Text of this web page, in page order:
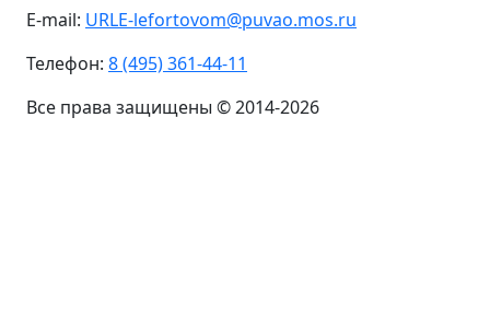
E-mail: URLE-lefortovom@puvao.mos.ru
Телефон: 8 (495) 361-44-11
Все права защищены © 2014-2026